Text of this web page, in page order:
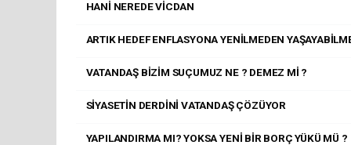
HANİ NEREDE VİCDAN
ARTIK HEDEF ENFLASYONA YENİLMEDEN
VATANDAŞ BİZİM SUÇUMUZ NE ? DEMEZ Mİ ?
SİYASETİN DERDİNİ VATANDAŞ ÇÖZÜYOR
YAPILANDIRMA MI? YOKSA YENİ BİR BORÇ YÜKÜ MÜ ?